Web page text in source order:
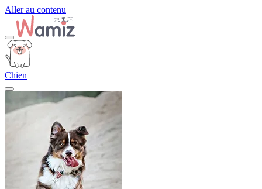
Aller au contenu
Chien